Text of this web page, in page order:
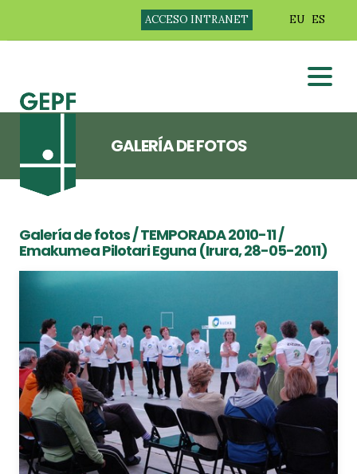
ACCESO INTRANET EU ES
GALERÍA DE FOTOS
Galería de fotos/TEMPORADA 2010-11/
Emakumea Pilotari Eguna (Irura, 28-05-2011)